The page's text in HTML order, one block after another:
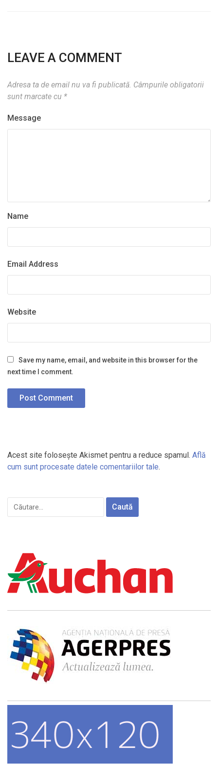
LEAVE A COMMENT
Adresa ta de email nu va fi publicată. Câmpurile obligatorii
sunt marcate cu *
Message
Name
Email Address
Website
Save my name, email, and website in this browser for the
next time I comment.
Acest site folosește Akismet pentru a reduce spamul. Află
cum sunt procesate datele comentariilor tale.
Caută
după: